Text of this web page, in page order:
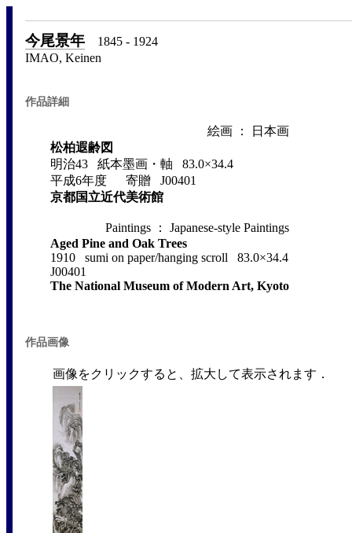
今尾景年 1845 - 1924
IMAO, Keinen
作品詳細
絵画 ： 日本画
松柏遐齢図
明治43 紙本墨画・軸 83.0×34.4
平成6年度 寄贈 J00401
京都国立近代美術館
Paintings ： Japanese-style Paintings
Aged Pine and Oak Trees
1910 sumi on paper/hanging scroll 83.0×34.4
J00401
The National Museum of Modern Art, Kyoto
作品画像
画像をクリックすると、拡大して表示されます．